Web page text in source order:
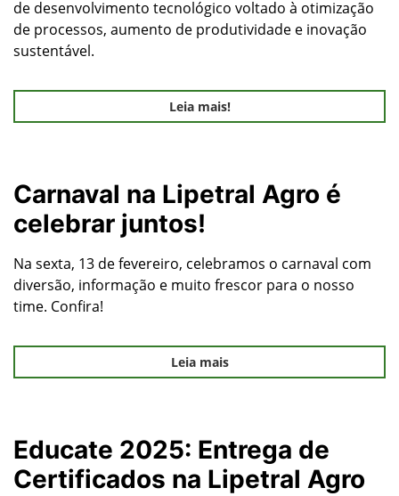
de desenvolvimento tecnológico voltado à otimização
de processos, aumento de produtividade e inovação
sustentável.
Leia mais!
Carnaval na Lipetral Agro é
celebrar juntos!
Na sexta, 13 de fevereiro, celebramos o carnaval com
diversão, informação e muito frescor para o nosso
time. Confira!
Leia mais
Educate 2025: Entrega de
Certificados na Lipetral Agro